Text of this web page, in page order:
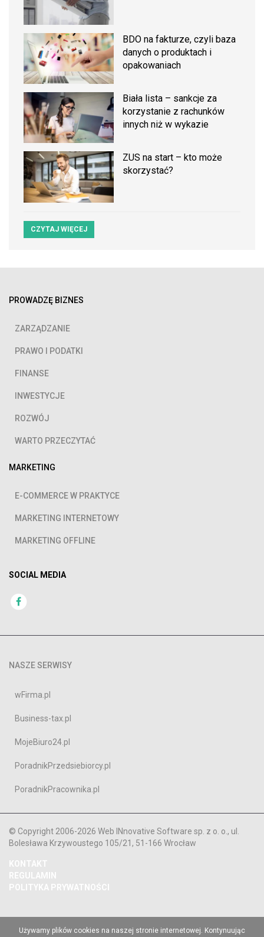
BDO na fakturze, czyli baza
danych o produktach i
opakowaniach
Biała lista – sankcje za
korzystanie z rachunków
innych niż w wykazie
ZUS na start – kto może
skorzystać?
CZYTAJ WIĘCEJ
PROWADZĘ BIZNES
ZARZĄDZANIE
PRAWO I PODATKI
FINANSE
INWESTYCJE
ROZWÓJ
WARTO PRZECZYTAĆ
MARKETING
E-COMMERCE W PRAKTYCE
MARKETING INTERNETOWY
MARKETING OFFLINE
SOCIAL MEDIA
NASZE SERWISY
wFirma.pl
Business-tax.pl
MojeBiuro24.pl
PoradnikPrzedsiebiorcy.pl
PoradnikPracownika.pl
© Copyright 2006-2026 Web INnovative Software sp. z o. o., ul.
Bolesława Krzywoustego 105/21, 51-166 Wrocław
KONTAKT
REGULAMIN
POLITYKA PRYWATNOŚCI
Używamy plików cookies na naszej stronie internetowej. Kontynuując